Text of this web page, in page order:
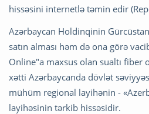
hissəsini internetlə təmin edir
Azərbaycan Holdinqinin
satın alması həm də ona görə
Online"a maxsus olan sualtı fiber
xətti Azərbaycanda dövlət
mühüm regional layihənin -
layihəsinin tərkib hissəsidir.